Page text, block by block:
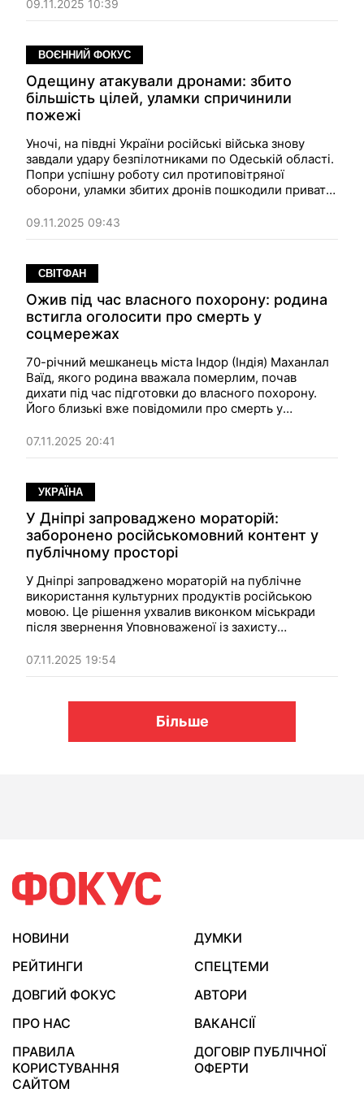
09.11.2025 10:39
ВОЄННИЙ ФОКУС
Одещину атакували дронами: збито
більшість цілей, уламки спричинили
пожежі
Уночі, на півдні України російські війська знову
завдали удару безпілотниками по Одеській області.
Попри успішну роботу сил протиповітряної
оборони, уламки збитих дронів пошкодили приватні
09.11.2025 09:43
СВІТФАН
Ожив під час власного похорону: родина
встигла оголосити про смерть у
соцмережах
70-річний мешканець міста Індор (Індія) Маханлал
Ваїд, якого родина вважала померлим, почав
дихати під час підготовки до власного похорону.
Його близькі вже повідомили про смерть у
прощання.
07.11.2025 20:41
УКРАЇНА
У Дніпрі запроваджено мораторій:
заборонено російськомовний контент у
публічному просторі
У Дніпрі запроваджено мораторій на публічне
використання культурних продуктів російською
мовою. Це рішення ухвалив виконком міськради
після звернення Уповноваженої із захисту
міста.
07.11.2025 19:54
Більше
НОВИНИ
ДУМКИ
РЕЙТИНГИ
СПЕЦТЕМИ
ДОВГИЙ ФОКУС
АВТОРИ
ПРО НАС
ВАКАНСІЇ
ПРАВИЛА
КОРИСТУВАННЯ
САЙТОМ
ДОГОВІР ПУБЛІЧНОЇ
ОФЕРТИ